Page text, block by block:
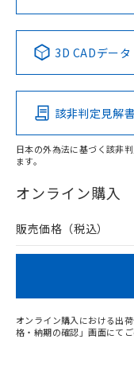
以上、n: 70mm以上
検出領域
Pb Hg
O
在庫等で未対応品
問い合わせください
No No
その他の認
3D CADデータ
該非判定見解
日本の外為法に基づく該非
ます。
オンライン購入
販売価格（税込）
オンライン購入における出
格・納期の確認」画面にてご